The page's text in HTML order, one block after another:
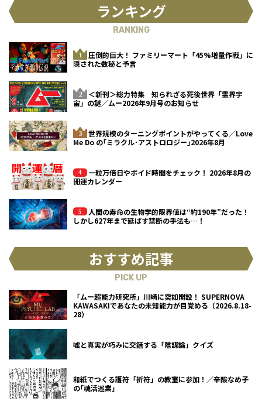
ランキング
RANKING
圧倒的巨大！ ファミリーマート「45%増量作戦」に
隠された数秘と予言
＜新刊＞総力特集 知られざる死後世界「霊界宇
宙」の謎／ムー2026年9月号のお知らせ
世界規模のターニングポイントがやってくる／Love
Me Do の｢ミラクル･アストロロジー｣2026年8月
一粒万倍日やボイド時間をチェック！ 2026年8月の
開運カレンダー
人間の寿命の生物学的限界値は“約190年”だった！
しかし627年まで延ばす禁断の手法も…！
おすすめ記事
PICK UP
「ムー超能力研究所」川崎に突如開設！ SUPERNOVA
KAWASAKIであなたの未知能力が目覚める（2026.8.18-
28）
嘘と真実が巧みに交錯する「陰謀論」クイズ
和紙でつくる護符「折符」の教室に参加！／辛酸なめ子
の｢魂活巡業｣